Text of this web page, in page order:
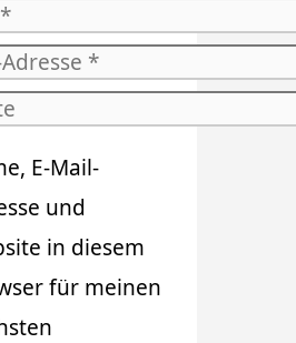
E-Mail-
und
in diesem
für meinen